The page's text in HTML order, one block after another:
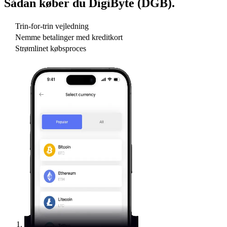
Sådan køber du DigiByte (DGB).
Trin-for-trin vejledning
Nemme betalinger med kreditkort
Strømlinet købsproces